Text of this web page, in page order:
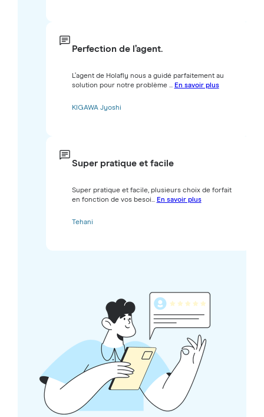
Perfection de l’agent.
L’agent de Holafly nous a guidé parfaitement au
solution pour notre problème ... En savoir plus
KIGAWA Jyoshi
Super pratique et facile
Super pratique et facile, plusieurs choix de forfait
en fonction de vos besoi... En savoir plus
Tehani